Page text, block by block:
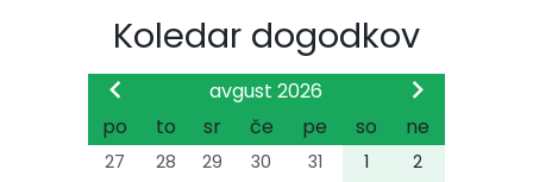
Koledar dogodkov
avgust 2026
po
to sr če pe so ne
27 28 29 30 31 1
2